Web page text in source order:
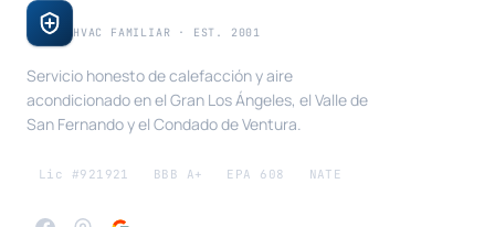
HVAC FAMILIAR · EST. 2001
Servicio honesto de calefacción y aire
acondicionado en el Gran Los Ángeles, el Valle de
San Fernando y el Condado de Ventura.
Lic #921921 BBB A+ EPA 608 NATE